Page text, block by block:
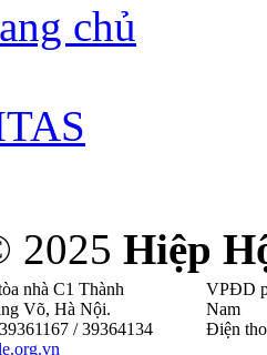
chủ
2025 Hiệp
nhà C1 Thành
Võ, Hà Nội .
/ 39364134
VPĐD
Nam
Điện